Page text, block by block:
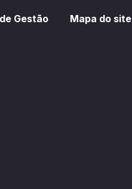
Gestão Mapa do site